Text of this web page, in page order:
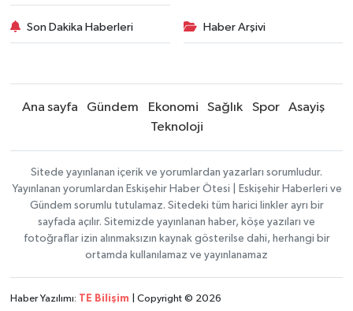
Son Dakika Haberleri Haber Arşivi
Ana sayfa Gündem Ekonomi Sağlık Spor
Asayiş
Teknoloji
Sitede yayınlanan içerik ve yorumlardan yazarları sorumludur.
Yayınlanan yorumlardan Eskişehir Haber Ötesi | Eskişehir Haberleri ve
Gündem sorumlu tutulamaz. Sitedeki tüm harici linkler ayrı bir
sayfada açılır. Sitemizde yayınlanan haber, köşe yazıları ve
fotoğraflar izin alınmaksızın kaynak gösterilse dahi, herhangi bir
ortamda kullanılamaz ve yayınlanamaz
Haber Yazılımı: TE Bilişim | Copyright © 2026